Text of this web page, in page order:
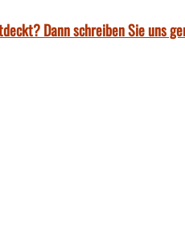
Dann schreiben Sie uns